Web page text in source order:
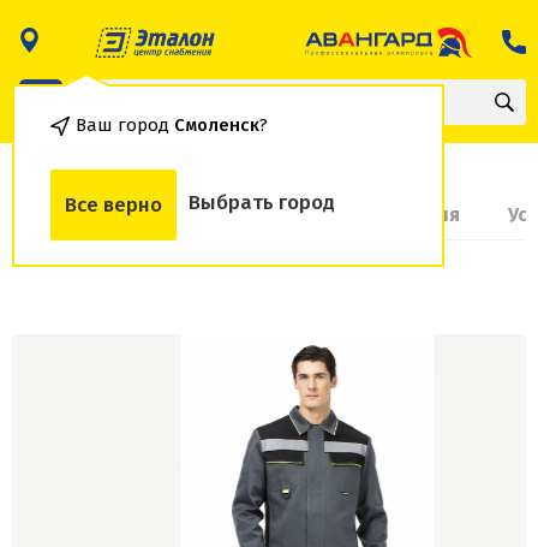
Ваш город Смоленск?
Все верно Выбрать город
О товаре Доставка и оплата Гарантия